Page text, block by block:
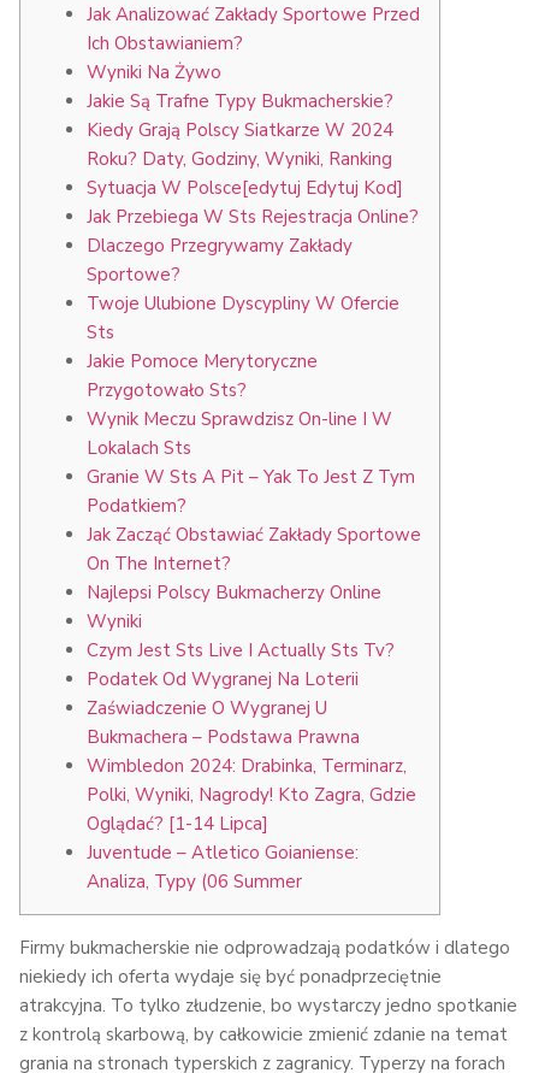
Jak Analizować Zakłady Sportowe Przed
Ich Obstawianiem?
Wyniki Na Żywo
Jakie Są Trafne Typy Bukmacherskie?
Kiedy Grają Polscy Siatkarze W 2024
Roku? Daty, Godziny, Wyniki, Ranking
Sytuacja W Polsce[edytuj Edytuj Kod]
Jak Przebiega W Sts Rejestracja Online?
Dlaczego Przegrywamy Zakłady
Sportowe?
Twoje Ulubione Dyscypliny W Ofercie
Sts
Jakie Pomoce Merytoryczne
Przygotowało Sts?
Wynik Meczu Sprawdzisz On-line I W
Lokalach Sts
Granie W Sts A Pit – Yak To Jest Z Tym
Podatkiem?
Jak Zacząć Obstawiać Zakłady Sportowe
On The Internet?
Najlepsi Polscy Bukmacherzy Online
Wyniki
Czym Jest Sts Live I Actually Sts Tv?
Podatek Od Wygranej Na Loterii
Zaświadczenie O Wygranej U
Bukmachera – Podstawa Prawna
Wimbledon 2024: Drabinka, Terminarz,
Polki, Wyniki, Nagrody! Kto Zagra, Gdzie
Oglądać? [1-14 Lipca]
Juventude – Atletico Goianiense:
Analiza, Typy (06 Summer
Firmy bukmacherskie nie odprowadzają podatków i dlatego
niekiedy ich oferta wydaje się być ponadprzeciętnie
atrakcyjna. To tylko złudzenie, bo wystarczy jedno spotkanie
z kontrolą skarbową, by całkowicie zmienić zdanie na temat
grania na stronach typerskich z zagranicy. Typerzy na forach